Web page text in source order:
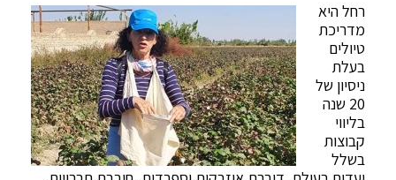
רחל היא
מדריכת
טיולים
בעלת
ניסיון של
20 שנה
בליווי
קבוצות
בשלל